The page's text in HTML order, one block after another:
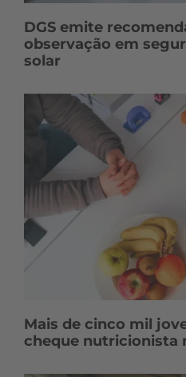
DGS emite
observação em
solar
Mais de cinco mil
cheque nutricionista